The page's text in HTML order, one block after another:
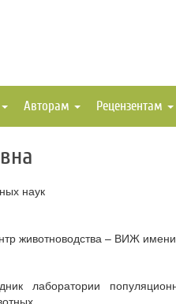
Авторам Рецензентам
наук
животноводства – ВИЖ
лаборатории